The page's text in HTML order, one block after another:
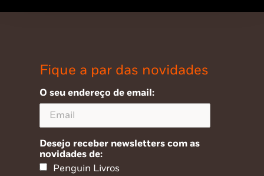
Fique a par das novidades
O seu endereço de email:
Desejo receber newsletters com as
novidades de:
Penguin Livros